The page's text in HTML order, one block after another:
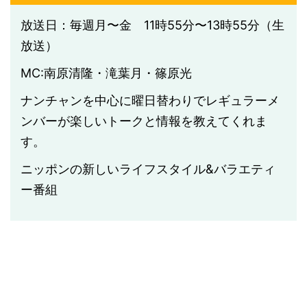
放送日：毎週月〜金 11時55分〜13時55分（生
放送）
MC:南原清隆・滝葉月・篠原光
ナンチャンを中心に曜日替わりでレギュラーメ
ンバーが楽しいトークと情報を教えてくれま
す。
ニッポンの新しいライフスタイル&バラエティ
ー番組